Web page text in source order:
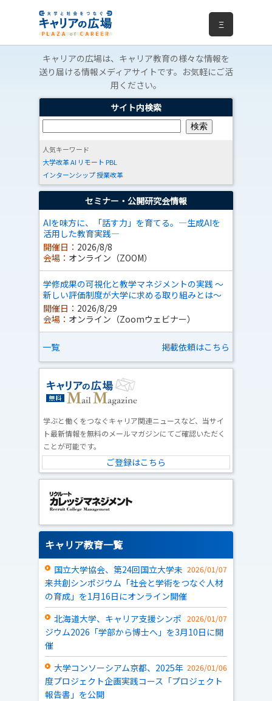
Ξ
キャリアの広場は、キャリア教育の様々な情報を
送り届ける情報メディアサイトです。お気軽にご活
用ください。
サイト内検索
人気キーワード
大学改革AI リモート PBL
インターンシップ授業改革
セミナー・公開研究会情報
AIを味方に、「話す力」を育てる。―生成AIを
活用した教育実践―
開催日： 2026/8/8
会場： オンライン（ZOOM）
学修成果の可視化と教学マネジメントの実践 ～
新しい評価制度が大学に求める取り組みとは～
開催日： 2026/8/29
会場： オンライン（Zoomウェビナー）
一覧 掲載依頼はこちら
学ぶと働くをつなぐキャリア関連ニュースなど、当サイ
ト最新情報を無料のメールマガジンにてご確認いただく
ことが可能です。
ご登録はこちら
キャリア教育一覧
2026/01/07
国立大学協会、第24回国立大学未
来共創シンポジウム「社会と学術をつなぐ人材
の育成」を1月16日にオンライン開催
2026/01/07
北海道大学、キャリア支援シンポ
ジウム2026「学部から博士へ」を3月10日に開
催
2026/01/06
大学コンソーシアム京都、2025年
度プロジェクト企画実践コース「プロジェクト
報告書」を公開